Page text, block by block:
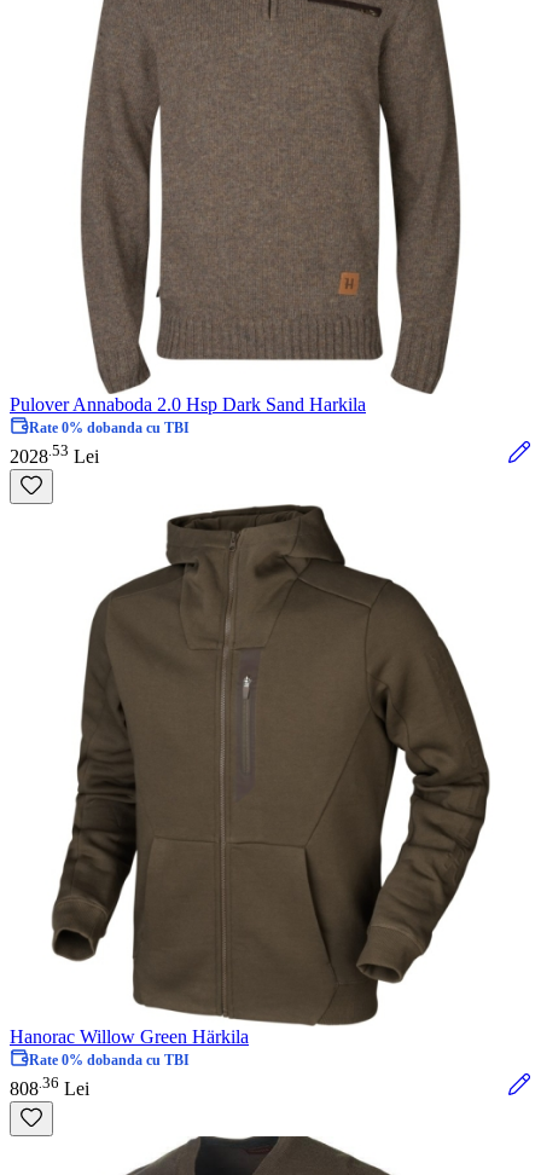
Pulover Annaboda 2.0 Hsp Dark Sand Harkila
Rate 0% dobanda cu TBI
2028 53 Lei
Hanorac Willow Green Härkila
Rate 0% dobanda cu TBI
808 36 Lei